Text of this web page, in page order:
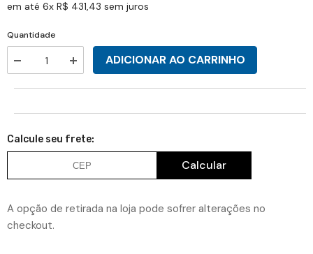
em até 6x R$ 431,43 sem juros
Quantidade
Diminuir
a
quantidade
10
Cestos
Armário
Copat
em
Aço
Aumentar
a
Deslizante
10
para
Armário
em
ADICIONAR AO CARRINHO
lista
Calcule seu frete:
Calcular
A opção de retirada na loja pode sofrer alterações no
checkout.